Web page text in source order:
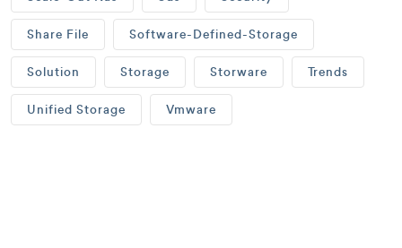
Share File Software-Defined-Storage
Solution Storage Storware Trends
Unified Storage Vmware